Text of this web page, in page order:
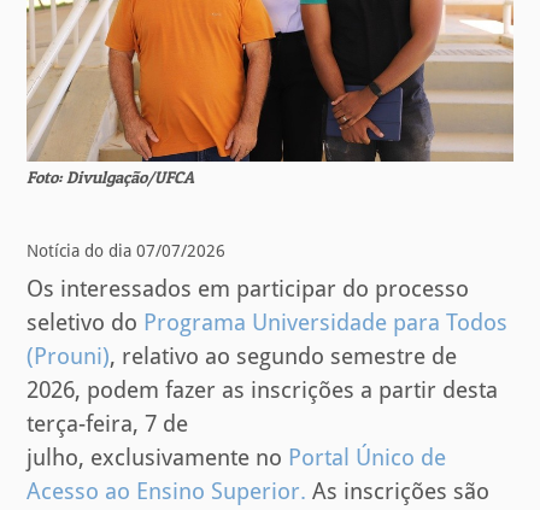
Foto: Divulgação/UFCA
Notícia do dia 07/07/2026
Os interessados em participar do processo
seletivo do Programa Universidade para Todos
(Prouni), relativo ao segundo semestre de
2026, podem fazer as inscrições a partir desta
terça-feira, 7 de
julho, exclusivamente no Portal Único de
Acesso ao Ensino Superior. As inscrições são